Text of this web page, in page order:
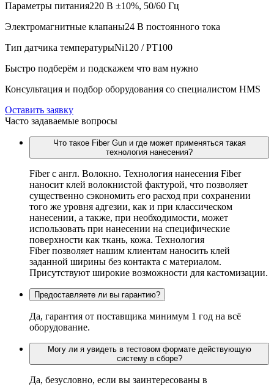
Параметры питания220 В ±10%, 50/60 Гц
Электромагнитные клапаны24 В постоянного тока
Тип датчика температурыNi120 / PT100
Быстро подберём и подскажем что вам нужно
Консультация и подбор оборудования со специалистом HMS
Оставить заявку
Часто задаваемые вопросы
Что такое Fiber Gun и где может применяться такая
технология нанесения?
Fiber c англ. Волокно. Технология нанесения Fiber
наносит клей волокнистой фактурой, что позволяет
существенно сэкономить его расход при сохранении
того же уровня адгезии, как и при классическом
нанесении, а также, при необходимости, может
использовать при нанесении на специфические
поверхности как ткань, кожа. Технология
Fiber позволяет нашим клиентам наносить клей
заданной ширины без контакта с материалом.
Присутствуют широкие возможности для кастомизации.
Предоставляете ли вы гарантию?
Да, гарантия от поставщика минимум 1 год на всё
оборудование.
Могу ли я увидеть в тестовом формате действующую
систему в сборе?
Да, безусловно, если вы заинтересованы в